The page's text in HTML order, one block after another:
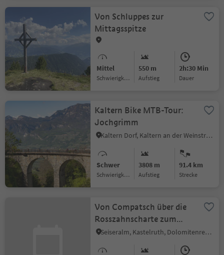
Von Schluppes zur
Mittagsspitze
Mittel
Schwierigkeitsgrad
550 m
Aufstieg
2h:30 Min
Dauer
Kaltern Bike MTB-Tour:
Jochgrimm
Kaltern Dorf, Kaltern an der Weinstraße, Südtiroler Weinstraße
Schwer
Schwierigkeitsgrad
3808 m
Aufstieg
91.4 km
Strecke
Von Compatsch über die
Rosszahnscharte zum
Tierser Alpl
Seiseralm, Kastelruth, Dolomitenregion Seiser Alm